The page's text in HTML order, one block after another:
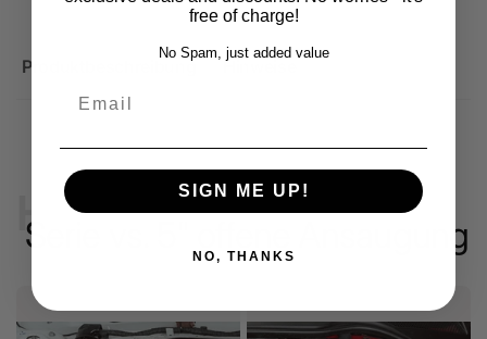
Produktbeschreibung Hinweise
HPerformance
Serie vs. 5" offene Ansaugung
free of charge!
No Spam, just added value
SIGN ME UP!
NO, THANKS